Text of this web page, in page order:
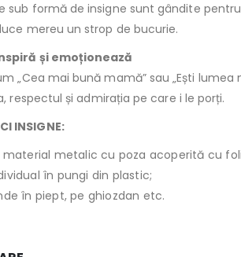
sub formă de insigne sunt gândite
mereu un strop de bucurie.
și emoționează
„Cea mai bună mamă” sau „Ești lumea
respectul și admirația pe care i le porți.
INSIGNE:
material metalic cu poza acoperită cu
în pungi din plastic;
în piept, pe ghiozdan etc.